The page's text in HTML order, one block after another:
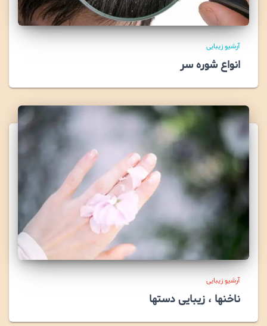
آرشیو زیبایی
انواع شوره سر
آرشیو زیبایی
ناخنها ، زیبایی دستها